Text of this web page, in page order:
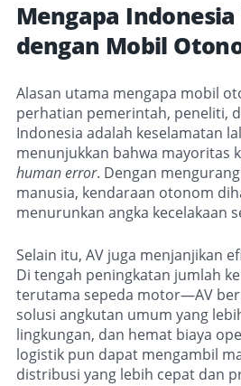
Mengapa
dengan Mobil
Alasan utama mengapa mobil
perhatian pemerintah, peneliti,
Indonesia adalah keselamatan
menunjukkan bahwa mayoritas
human error. Dengan
manusia, kendaraan otonom
menurunkan angka kecelakaan
Selain itu, AV juga menjanjikan
Di tengah peningkatan jumlah
terutama sepeda motor—AV
solusi angkutan umum yang
lingkungan, dan hemat biaya
logistik pun dapat mengambil
distribusi yang lebih cepat dan